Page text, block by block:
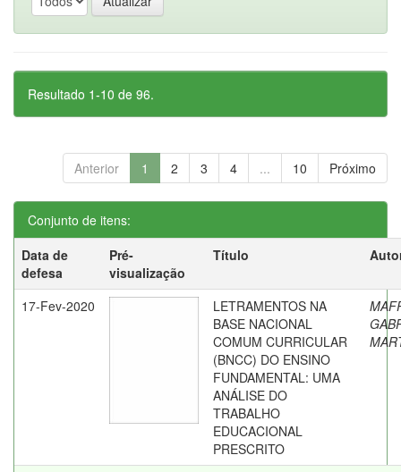
Resultado 1-10 de 96.
Anterior 1 2 3 4 ... 10 Próximo
Conjunto de itens:
Data de
defesa
Pré-
visualização
Título
17-Fev-2020
LETRAMENTOS NA
BASE NACIONAL
COMUM CURRICULAR
(BNCC) DO ENSINO
FUNDAMENTAL: UMA
ANÁLISE DO
TRABALHO
EDUCACIONAL
PRESCRITO